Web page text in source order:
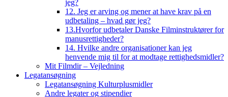
jeg?
12. Jeg er arving og mener at have krav på en
udbetaling – hvad gør jeg?
13.Hvorfor udbetaler Danske Filminstruktører for
manusrettigheder?
14. Hvilke andre organisationer kan jeg
henvende mig til for at modtage rettighedsmidler?
Mit Filmdir – Vejledning
Legatansøgning
Legatansøgning Kulturplusmidler
Andre legater og stipendier